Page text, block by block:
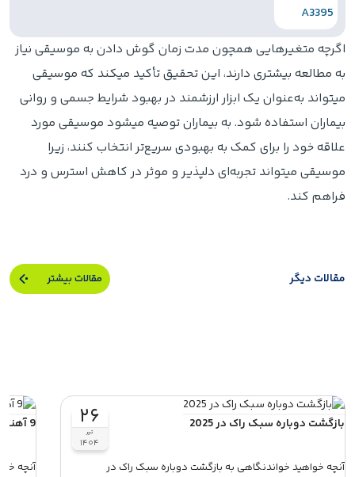
اگرچه متغیرهایی همچون مدت زمان گوش دادن به موسیقی نیاز
به مطالعه بیشتری دارند، این تحقیق تأکید میکند که موسیقی
میتواند به‌عنوان یک ابزار ارزشمند در بهبود شرایط جسمی و روانی
بیماران استفاده شود. به بیماران توصیه میشود موسیقی مورد
علاقه خود را برای کمک به بهبودی سریع‌تر انتخاب کنند، زیرا
موسیقی میتواند تجربه‌ای دلپذیر و موثر در کاهش استرس و درد
فراهم کند.
مقالات دیگر مقالات بیشتر
۲۶
تیر
۱۴۰۴
بازگشت دوباره سبک راک در 2025
آنچه خواهید خواندنگاهی به بازگشت دوباره سبک راک در
9 آهنگ پانک راک موردعلاقه دوستداران صدا